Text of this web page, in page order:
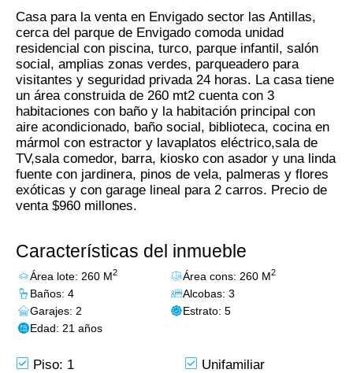
Casa para la venta en Envigado sector las Antillas,
cerca del parque de Envigado comoda unidad
residencial con piscina, turco, parque infantil, salón
social, amplias zonas verdes, parqueadero para
visitantes y seguridad privada 24 horas. La casa tiene
un área construida de 260 mt2 cuenta con 3
habitaciones con baño y la habitación principal con
aire acondicionado, baño social, biblioteca, cocina en
mármol con estractor y lavaplatos eléctrico,sala de
TV,sala comedor, barra, kiosko con asador y una linda
fuente con jardinera, pinos de vela, palmeras y flores
exóticas y con garage lineal para 2 carros. Precio de
venta $960 millones.
Características del inmueble
Área lote: 260 M2 Área cons: 260 M2
Baños: 4
Alcobas: 3
Garajes: 2
Estrato: 5
Edad: 21 años
Piso: 1
Unifamiliar